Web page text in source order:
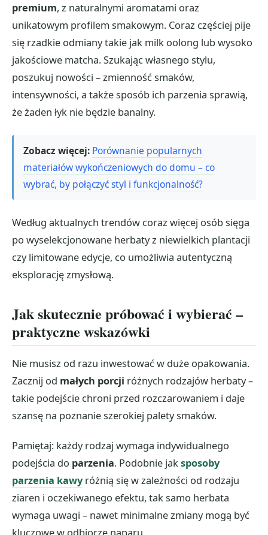
premium, z naturalnymi aromatami oraz
unikatowym profilem smakowym. Coraz częściej pije
się rzadkie odmiany takie jak milk oolong lub wysoko
jakościowe matcha. Szukając własnego stylu,
poszukuj nowości – zmienność smaków,
intensywności, a także sposób ich parzenia sprawią,
że żaden łyk nie będzie banalny.
Zobacz więcej: Porównanie popularnych
materiałów wykończeniowych do domu – co
wybrać, by połączyć styl i funkcjonalność?
Według aktualnych trendów coraz więcej osób sięga
po wyselekcjonowane herbaty z niewielkich plantacji
czy limitowane edycje, co umożliwia autentyczną
eksplorację zmysłową.
Jak skutecznie próbować i wybierać –
praktyczne wskazówki
Nie musisz od razu inwestować w duże opakowania.
Zacznij od małych porcji różnych rodzajów herbaty –
takie podejście chroni przed rozczarowaniem i daje
szansę na poznanie szerokiej palety smaków.
Pamiętaj: każdy rodzaj wymaga indywidualnego
podejścia do parzenia. Podobnie jaksposoby
parzenia kawyróżnią się w zależności od rodzaju
ziaren i oczekiwanego efektu, tak samo herbata
wymaga uwagi – nawet minimalne zmiany mogą być